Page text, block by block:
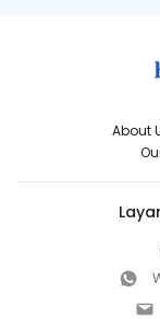
About